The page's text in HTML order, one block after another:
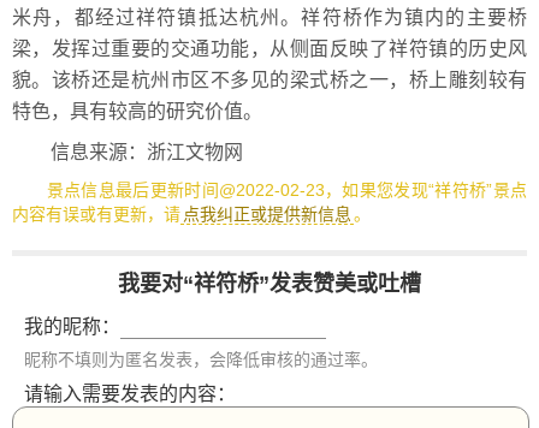
米舟，都经过祥符镇抵达杭州。祥符桥作为镇内的主要桥
梁，发挥过重要的交通功能，从侧面反映了祥符镇的历史风
貌。该桥还是杭州市区不多见的梁式桥之一，桥上雕刻较有
特色，具有较高的研究价值。
信息来源：浙江文物网
景点信息最后更新时间@2022-02-23，如果您发现“祥符桥”景点
内容有误或有更新，请点我纠正或提供新信息。
我要对“祥符桥”发表赞美或吐槽
我的昵称：
昵称不填则为匿名发表，会降低审核的通过率。
请输入需要发表的内容：